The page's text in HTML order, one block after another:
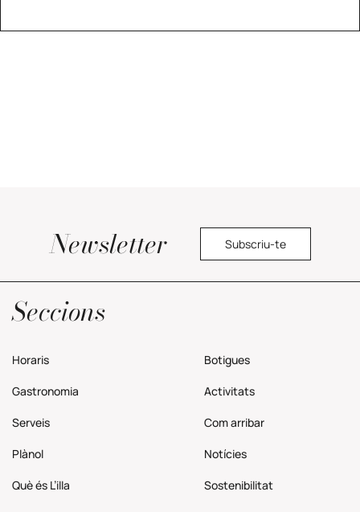
Newsletter Subscriu-te
Seccions
Horaris Botigues
Gastronomia Activitats
Serveis Comarribar
Plànol Notícies
Què és L’illa Sostenibilitat